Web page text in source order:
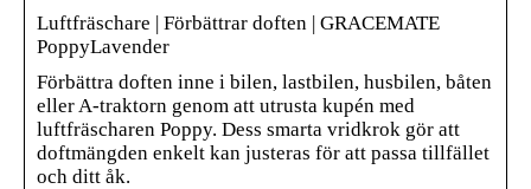
Luftfräschare | Förbättrar doften | GRACEMATE
PoppyLavender
Förbättra doften inne i bilen, lastbilen, husbilen, båten
eller A-traktorn genom att utrusta kupén med
luftfräscharen Poppy. Dess smarta vridkrok gör att
doftmängden enkelt kan justeras för att passa tillfället
och ditt åk.